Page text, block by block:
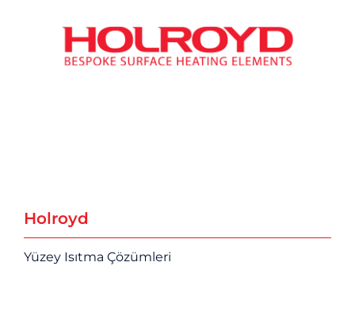
Holroyd
Yüzey Isıtma Çözümleri